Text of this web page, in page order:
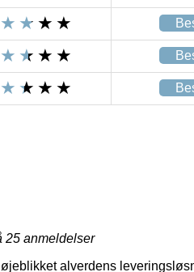
25 anmeldelser
alverdens